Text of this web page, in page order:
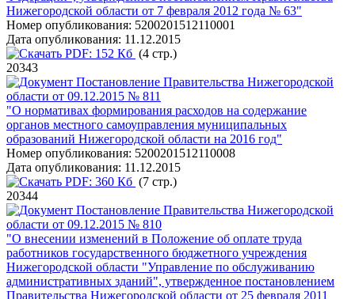
Нижегородской области от 7 февраля 2012 года № 63"
Номер опубликования: 5200201512110001
Дата опубликования: 11.12.2015
PDF: 152 Кб (4 стр.)
20343
Постановление Правительства Нижегородской
области от 09.12.2015 № 811
"О нормативах формирования расходов на содержание
органов местного самоуправления муниципальных
образований Нижегородской области на 2016 год"
Номер опубликования: 5200201512110008
Дата опубликования: 11.12.2015
PDF: 360 Кб (7 стр.)
20344
Постановление Правительства Нижегородской
области от 09.12.2015 № 810
"О внесении изменений в Положение об оплате труда
работников государственного бюджетного учреждения
Нижегородской области "Управление по обслуживанию
административных зданий", утвержденное постановлением
Правительства Нижегородской области от 25 февраля 2011